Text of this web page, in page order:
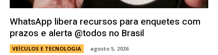
WhatsApp libera recursos para enquetes com
prazos e alerta @todos no Brasil
VEÍCULOS E TECNOLOGIA agosto 5, 2026